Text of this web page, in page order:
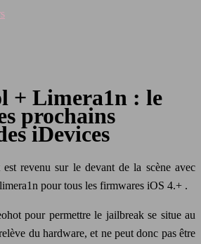
+ Limera1n : le
prochains
iDevices
est revenu sur le devant de la scène avec
pour tous les firmwares iOS 4.+ .
pour permettre le jailbreak se situe au
du hardware, et ne peut donc pas être